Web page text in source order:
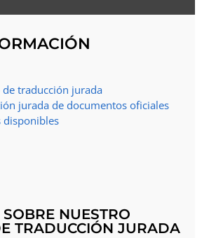
de traducción jurada
jurada de documentos oficiales
disponibles
NUESTRO
TRADUCCIÓN JURADA